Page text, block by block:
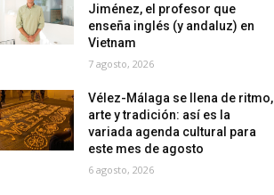
Jiménez, el profesor que
enseña inglés (y andaluz) en
Vietnam
7 agosto, 2026
Vélez-Málaga se llena de ritmo,
arte y tradición: así es la
variada agenda cultural para
este mes de agosto
6 agosto, 2026